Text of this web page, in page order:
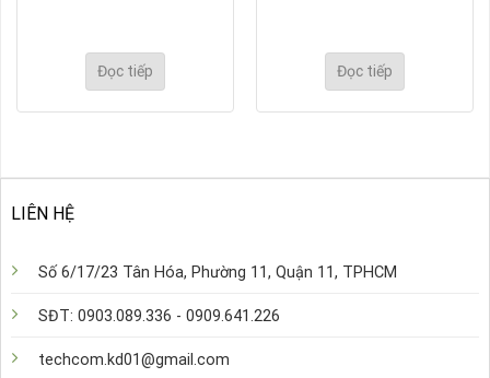
Đọc tiếp Đọc tiếp
LIÊN HỆ
Số 6/17/23 Tân Hóa, Phường 11, Quận 11, TPHCM
SĐT: 0903.089.336 - 0909.641.226
techcom.kd01@gmail.com